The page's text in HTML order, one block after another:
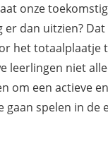
onze
dan uitzien?
het totaalplaatje
leerlingen niet
om een actieve
gaan spelen in de